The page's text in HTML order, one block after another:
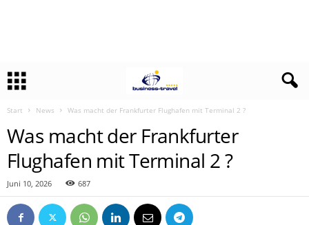
Start News Was macht der Frankfurter Flughafen mit Terminal 2 ?
Was macht der Frankfurter
Flughafen mit Terminal 2 ?
Juni 10, 2026 687